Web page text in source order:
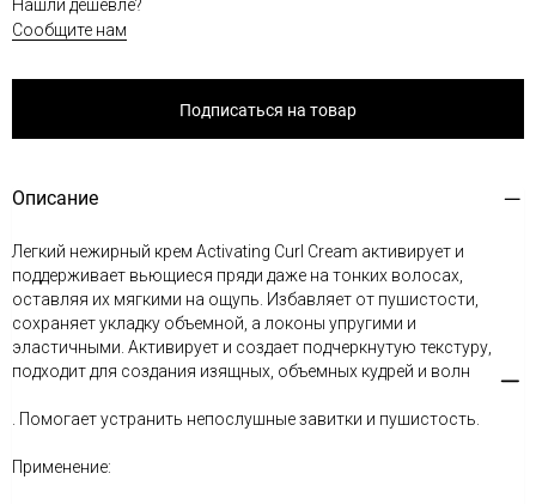
Нашли дешевле?
Сообщите нам
Подписаться на товар
Описание
Легкий нежирный крем Activating Curl Cream активирует и
поддерживает вьющиеся пряди даже на тонких волосах,
оставляя их мягкими на ощупь. Избавляет от пушистости,
сохраняет укладку объемной, а локоны упругими и
эластичными. Активирует и создает подчеркнутую текстуру,
подходит для создания изящных, объемных кудрей и волн
. Помогает устранить непослушные завитки и пушистость.
Применение: